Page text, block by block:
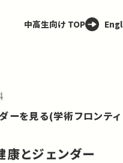
中高生向け TOP
ーを見る(学術フロンティ
とジェンダー